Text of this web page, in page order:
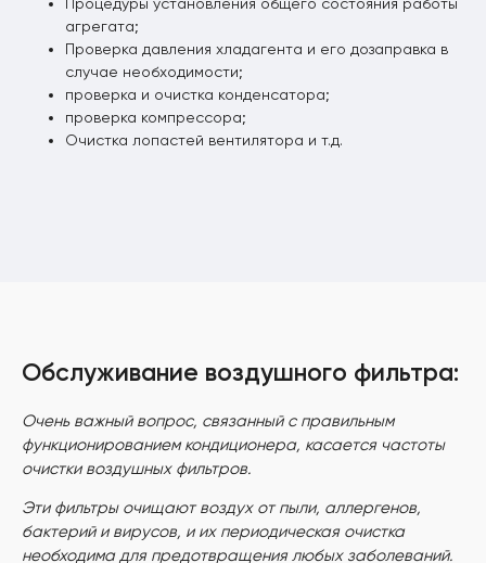
агрегата;
Проверка давления хладагента и его дозаправка в
случае необходимости;
проверка и очистка конденсатора;
проверка компрессора;
Очистка лопастей вентилятора и т.д.
Обслуживание воздушного фильтра:
Очень важный вопрос, связанный с правильным
функционированием кондиционера, касается частоты
очистки воздушных фильтров.
Эти фильтры очищают воздух от пыли, аллергенов,
бактерий и вирусов, и их периодическая очистка
необходима для предотвращения любых заболеваний.